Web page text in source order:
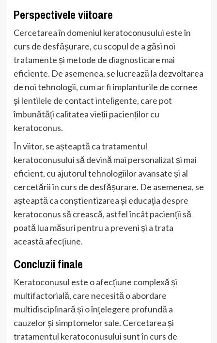
Perspectivele viitoare
Cercetarea în domeniul keratoconusului este în
curs de desfășurare, cu scopul de a găsi noi
tratamente și metode de diagnosticare mai
eficiente. De asemenea, se lucrează la dezvoltarea
de noi tehnologii, cum ar fi implanturile de cornee
și lentilele de contact inteligente, care pot
îmbunătăți calitatea vieții pacienților cu
keratoconus.
În viitor, se așteaptă ca tratamentul
keratoconusului să devină mai personalizat și mai
eficient, cu ajutorul tehnologiilor avansate și al
cercetării în curs de desfășurare. De asemenea, se
așteaptă ca conștientizarea și educația despre
keratoconus să crească, astfel încât pacienții să
poată lua măsuri pentru a preveni și a trata
această afecțiune.
Concluzii finale
Keratoconusul este o afecțiune complexă și
multifactorială, care necesită o abordare
multidisciplinară și o înțelegere profundă a
cauzelor și simptomelor sale. Cercetarea și
tratamentul keratoconusului sunt în curs de